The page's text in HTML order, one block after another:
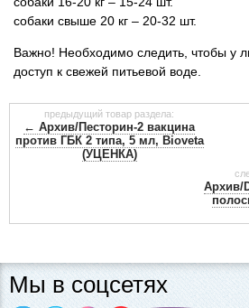
собаки свыше 20 кг – 20-32 шт.
Важно! Необходимо следить, чтобы у
доступ к свежей питьевой воде.
предыдущий товар раздела:
← Архив/Песторин-2 вакцина
против ГБК 2 типа, 5 мл, Bioveta
(УЦЕНКА)
Архив/
Мы в соцсетях